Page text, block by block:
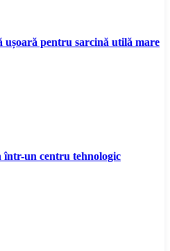
pentru sarcină utilă mare
într-un centru tehnologic